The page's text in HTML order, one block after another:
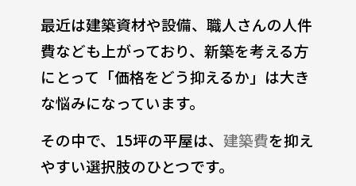
最近は建築資材や設備、職人さんの人件
費なども上がっており、新築を考える方
にとって「価格をどう抑えるか」は大き
な悩みになっています。
その中で、15坪の平屋は、 建築費を抑え
やすい選択肢のひとつです。